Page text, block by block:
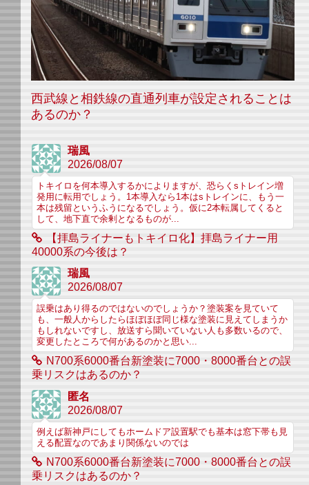
西武線と相鉄線の直通列車が設定されることは
あるのか？
瑞風
2026/08/07
トキイロを何本導入するかによりますが、恐らくsトレイン増
発用に転用でしょう。1本導入なら1本はsトレインに、もう一
本は残留というふうになるでしょう。仮に2本転属してくると
して、地下直で余剰となるものが...
【拝島ライナーもトキイロ化】拝島ライナー用
40000系の今後は？
瑞風
2026/08/07
誤乗はあり得るのではないのでしょうか？塗装案を見ていて
も、一般人からしたらほぼほぼ同じ様な塗装に見えてしまうか
もしれないですし、放送すら聞いていない人も多数いるので、
変更したところで何があるのかと思い...
N700系6000番台新塗装に7000・8000番台との誤
乗リスクはあるのか？
匿名
2026/08/07
例えば新神戸にしてもホームドア設置駅でも基本は窓下帯も見
える配置なのであまり関係ないのでは
N700系6000番台新塗装に7000・8000番台との誤
乗リスクはあるのか？